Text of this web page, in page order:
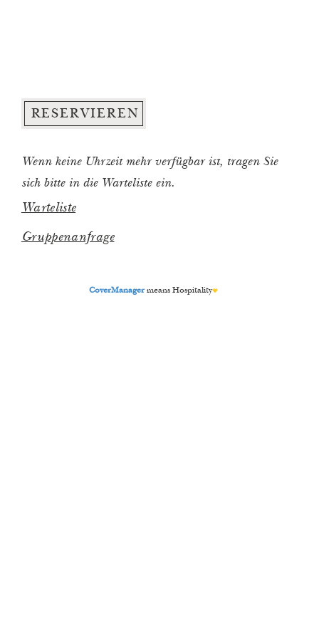
Wenn keine Uhrzeit mehr verfügbar ist, tragen Sie
sich bitte in die Warteliste ein.
CoverManagermeans Hospitality